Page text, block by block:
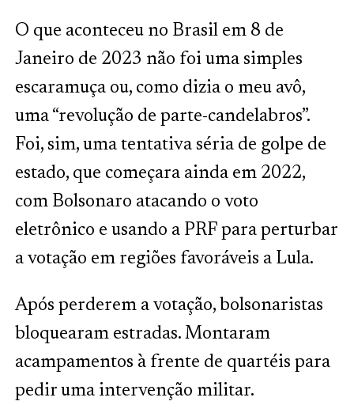
O que aconteceu no Brasil em 8 de
Janeiro de 2023 não foi uma simples
escaramuça ou, como dizia o meu avô,
uma “revolução de parte-candelabros”.
Foi, sim, uma tentativa séria de golpe de
estado, que começara ainda em 2022,
com Bolsonaro atacando o voto
eletrônico e usando a PRF para perturbar
a votação em regiões favoráveis a Lula.
Após perderem a votação, bolsonaristas
bloquearam estradas. Montaram
acampamentos à frente de quartéis para
pedir uma intervenção militar.